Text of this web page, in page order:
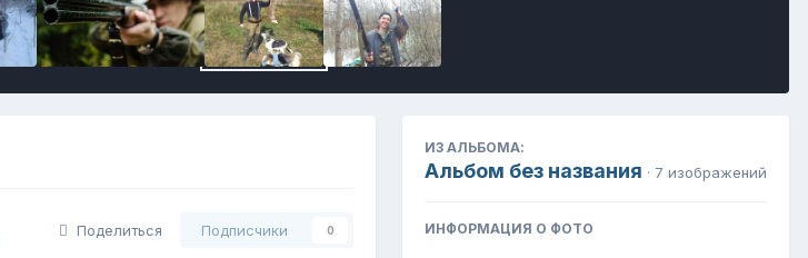
Поделиться Подписчики 0
ИЗ АЛЬБОМА:
Альбом без названия · 7 изображений
ИНФОРМАЦИЯ О ФОТО